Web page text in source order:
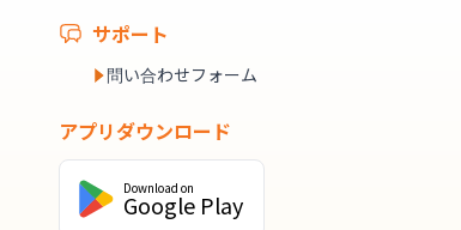
サポート
問い合わせフォーム
アプリダウンロード
Download on
Google Play